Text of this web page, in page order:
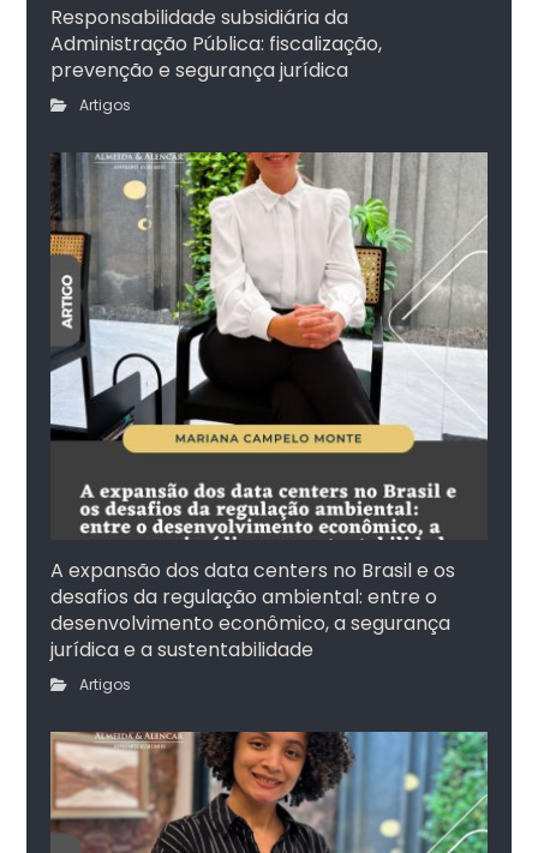
Responsabilidade subsidiária da
Administração Pública: fiscalização,
prevenção e segurança jurídica
Artigos
A expansão dos data centers no Brasil e os
desafios da regulação ambiental: entre o
desenvolvimento econômico, a segurança
jurídica e a sustentabilidade
Artigos